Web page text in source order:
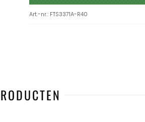
Art.-nr.: FTS3371A-R40